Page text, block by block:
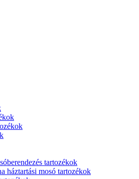
tartozékok
háztartási mosó tartozékok